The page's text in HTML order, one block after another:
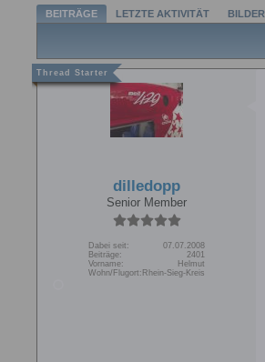
BEITRÄGE LETZTE AKTIVITÄT BILDER
dilledopp
Senior Member
Dabei seit:
07.07.2008
Beiträge:
2401
Vorname:
Helmut
Wohn/Flugort: Rhein-Sieg-Kreis